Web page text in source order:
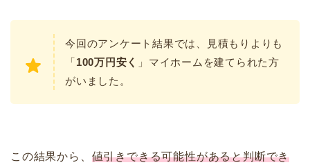
今回のアンケート結果では、見積もりよりも
「 100万円安く 」マイホームを建てられた方
がいました。
この結果から、 値引きできる可能性があると判断でき